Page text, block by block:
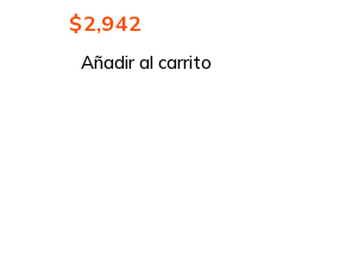
$193
Añadir al carrito